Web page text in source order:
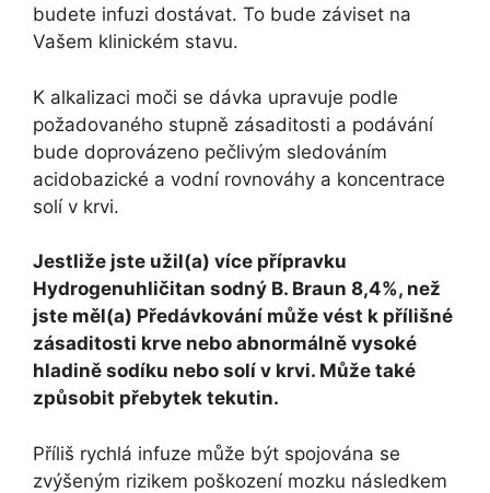
budete infuzi dostávat. To bude záviset na
Vašem klinickém stavu.
K alkalizaci moči se dávka upravuje podle
požadovaného stupně zásaditosti a podávání
bude doprovázeno pečlivým sledováním
acidobazické a vodní rovnováhy a koncentrace
solí v krvi.
Jestliže jste užil(a) více přípravku
Hydrogenuhličitan sodný B. Braun 8,4%, než
jste měl(a) Předávkování může vést k přílišné
zásaditosti krve nebo abnormálně vysoké
hladině sodíku nebo solí v krvi. Může také
způsobit přebytek tekutin.
Příliš rychlá infuze může být spojována se
zvýšeným rizikem poškození mozku následkem